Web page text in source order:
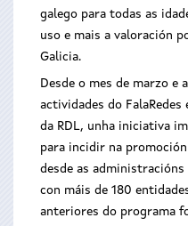
galego para todas as
uso e mais a valoración
Galicia.
Desde o mes de marzo e
actividades do
da RDL, unha iniciativa
para incidir na
desde as
con máis de 180
anteriores do programa